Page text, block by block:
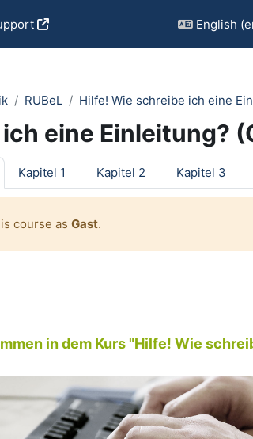
English
RUBeL Hilfe! Wie schreibe ich eine
eine Einleitung?
Kapitel 1 Kapitel 2 Kapitel 3
course as Gast.
in dem Kurs "Hilfe! Wie